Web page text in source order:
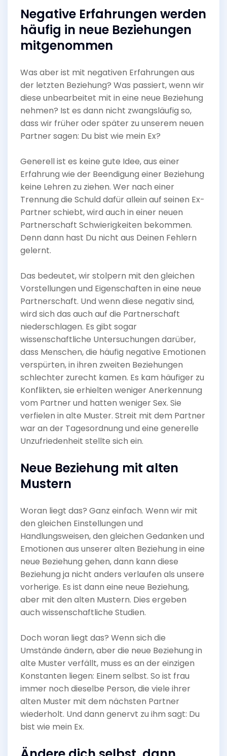
Negative Erfahrungen werden
häufig in neue Beziehungen
mitgenommen
Was aber ist mit negativen Erfahrungen aus
der letzten Beziehung? Was passiert, wenn wir
diese unbearbeitet mit in eine neue Beziehung
nehmen? Ist es dann nicht zwangsläufig so,
dass wir früher oder später zu unserem neuen
Partner sagen: Du bist wie mein Ex?
Generell ist es keine gute Idee, aus einer
Erfahrung wie der Beendigung einer Beziehung
keine Lehren zu ziehen. Wer nach einer
Trennung die Schuld dafür allein auf seinen Ex-
Partner schiebt, wird auch in einer neuen
Partnerschaft Schwierigkeiten bekommen.
Denn dann hast Du nicht aus Deinen Fehlern
gelernt.
Das bedeutet, wir stolpern mit den gleichen
Vorstellungen und Eigenschaften in eine neue
Partnerschaft. Und wenn diese negativ sind,
wird sich das auch auf die Partnerschaft
niederschlagen. Es gibt sogar
wissenschaftliche Untersuchungen darüber,
dass Menschen, die häufig negative Emotionen
verspürten, in ihren zweiten Beziehungen
schlechter zurecht kamen. Es kam häufiger zu
Konflikten, sie erhielten weniger Anerkennung
vom Partner und hatten weniger Sex. Sie
verfielen in alte Muster. Streit mit dem Partner
war an der Tagesordnung und eine generelle
Unzufriedenheit stellte sich ein.
Neue Beziehung mit alten
Mustern
Woran liegt das? Ganz einfach. Wenn wir mit
den gleichen Einstellungen und
Handlungsweisen, den gleichen Gedanken und
Emotionen aus unserer alten Beziehung in eine
neue Beziehung gehen, dann kann diese
Beziehung ja nicht anders verlaufen als unsere
vorherige. Es ist dann eine neue Beziehung,
aber mit den alten Mustern. Dies ergeben
auch wissenschaftliche Studien.
Doch woran liegt das? Wenn sich die
Umstände ändern, aber die neue Beziehung in
alte Muster verfällt, muss es an der einzigen
Konstanten liegen: Einem selbst. So ist frau
immer noch dieselbe Person, die viele ihrer
alten Muster mit dem nächsten Partner
wiederholt. Und dann genervt zu ihm sagt: Du
bist wie mein Ex.